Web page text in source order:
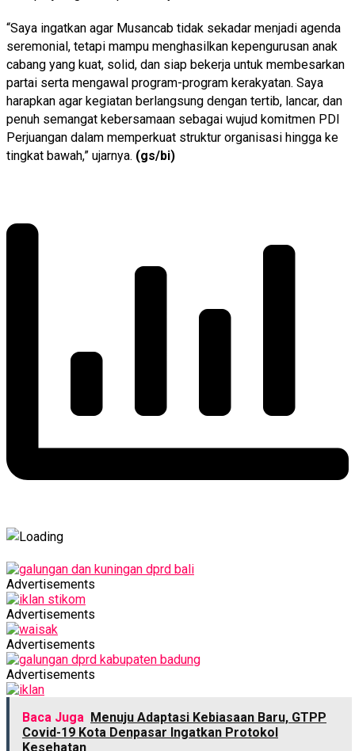
“Saya ingatkan agar Musancab tidak sekadar menjadi agenda
seremonial, tetapi mampu menghasilkan kepengurusan anak
cabang yang kuat, solid, dan siap bekerja untuk membesarkan
partai serta mengawal program-program kerakyatan. Saya
harapkan agar kegiatan berlangsung dengan tertib, lancar, dan
penuh semangat kebersamaan sebagai wujud komitmen PDI
Perjuangan dalam memperkuat struktur organisasi hingga ke
tingkat bawah,” ujarnya. (gs/bi)
Advertisements
Advertisements
Advertisements
Advertisements
Baca Juga Menuju Adaptasi Kebiasaan Baru, GTPP
Covid-19 Kota Denpasar Ingatkan Protokol
Kesehatan